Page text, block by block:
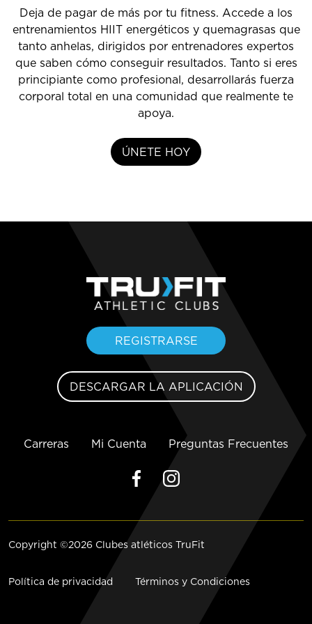
Deja de pagar de más por tu fitness. Accede a los
entrenamientos HIIT energéticos y quemagrasas que
tanto anhelas, dirigidos por entrenadores expertos
que saben cómo conseguir resultados. Tanto si eres
principiante como profesional, desarrollarás fuerza
corporal total en una comunidad que realmente te
apoya.
ÚNETE HOY
REGISTRARSE
DESCARGAR LA APLICACIÓN
Carreras Mi Cuenta Preguntas Frecuentes
Copyright ©2026 Clubes atléticos TruFit
Política de privacidad Términos y Condiciones